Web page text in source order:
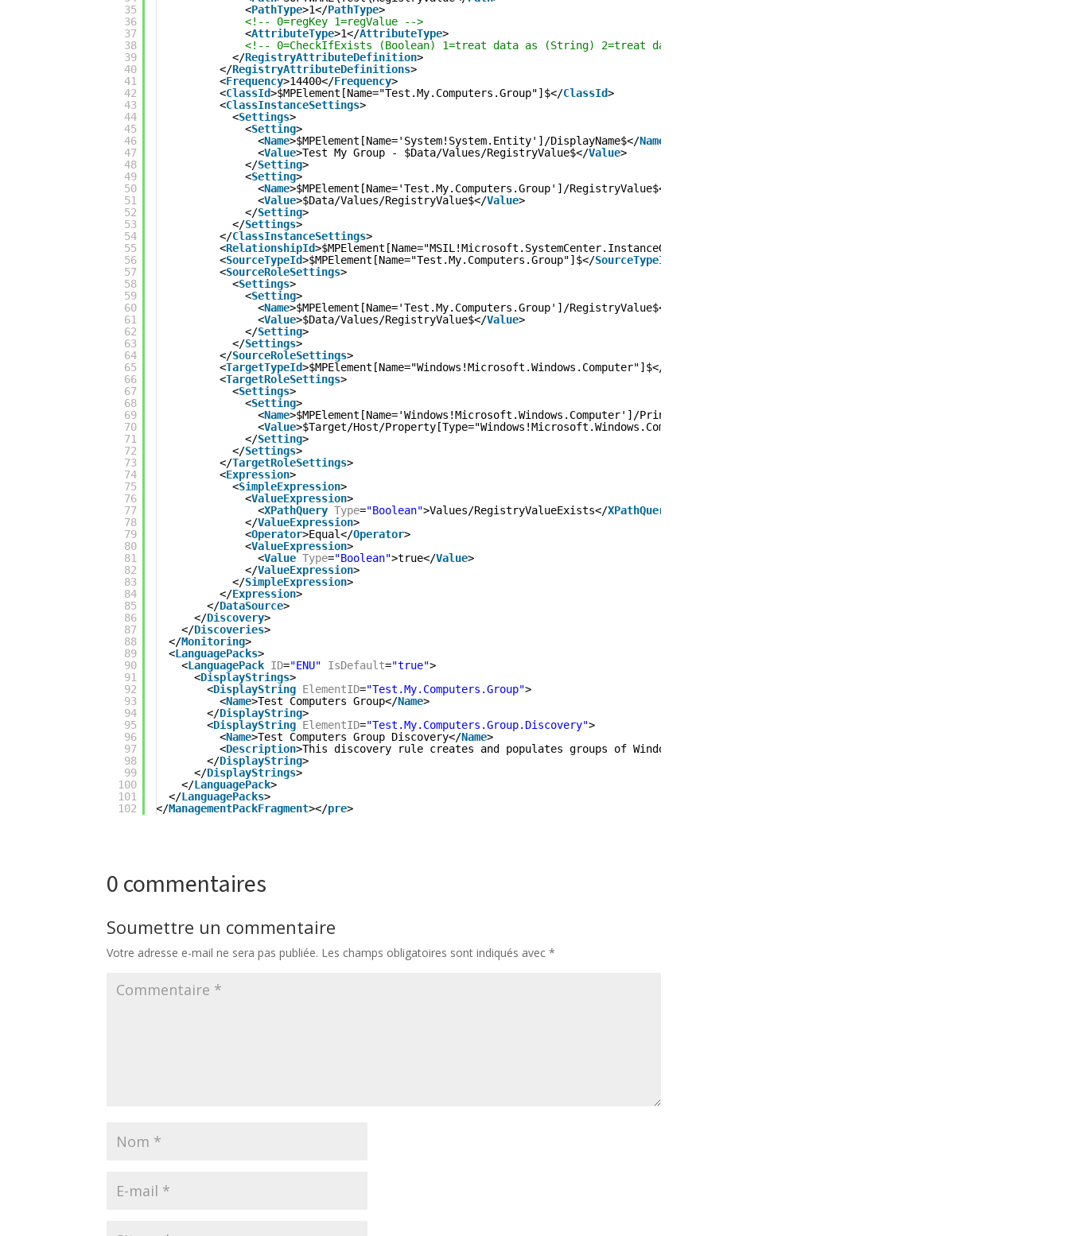
35
36
37
38
39
40
41
42
43
44
45
46
47
48
49
50
51
52
53
54
55
56
57
58
59
60
61
62
63
64
65
66
67
68
69
70
71
72
73
74
75
76
77
78
79
80
81
82
83
84
85
86
87
88
89
90
91
92
93
94
95
96
97
98
99
100
101
102
<PathType>1</PathType>
<!-- 0=regKey 1=regValue -->
<AttributeType>1</AttributeType>
<!-- 0=CheckIfExists (Boolean) 1=treat data as (String) 2=treat data as (Integer) -->
</RegistryAttributeDefinition>
</RegistryAttributeDefinitions>
<Frequency>14400</Frequency>
<ClassId>$MPElement[Name="Test.My.Computers.Group"]$</ClassId>
<ClassInstanceSettings>
<Settings>
<Setting>
<Name>$MPElement[Name='System!System.Entity']/DisplayName$</Name
<Value>Test My Group - $Data/Values/RegistryValue$</Value>
</Setting>
<Setting>
<Name>$MPElement[Name='Test.My.Computers.Group']/RegistryValue$</
<Value>$Data/Values/RegistryValue$</Value>
</Setting>
</Settings>
</ClassInstanceSettings>
<RelationshipId>$MPElement[Name="MSIL!Microsoft.SystemCenter.InstanceGroupContainsEntities"]$</
<SourceTypeId>$MPElement[Name="Test.My.Computers.Group"]$</SourceTypeId
<SourceRoleSettings>
<Settings>
<Setting>
<Name>$MPElement[Name='Test.My.Computers.Group']/RegistryValue$</
<Value>$Data/Values/RegistryValue$</Value>
</Setting>
</Settings>
</SourceRoleSettings>
<TargetTypeId>$MPElement[Name="Windows!Microsoft.Windows.Computer"]$</
<TargetRoleSettings>
<Settings>
<Setting>
<Name>$MPElement[Name='Windows!Microsoft.Windows.Computer']/PrincipalName$</
<Value>$Target/Host/Property[Type="Windows!Microsoft.Windows.Computer"]/PrincipalName$</
</Setting>
</Settings>
</TargetRoleSettings>
<Expression>
<SimpleExpression>
<ValueExpression>
<XPathQuery Type="Boolean">Values/RegistryValueExists</XPathQuery
</ValueExpression>
<Operator>Equal</Operator>
<ValueExpression>
<Value Type="Boolean">true</Value>
</ValueExpression>
</SimpleExpression>
</Expression>
</DataSource>
</Discovery>
</Discoveries>
</Monitoring>
<LanguagePacks>
<LanguagePack ID="ENU" IsDefault="true">
<DisplayStrings>
<DisplayString ElementID="Test.My.Computers.Group">
<Name>Test Computers Group</Name>
</DisplayString>
<DisplayString ElementID="Test.My.Computers.Group.Discovery">
<Name>Test Computers Group Discovery</Name>
<Description>This discovery rule creates and populates groups of Windows Computer Objects that contain a registry key, based on this
</DisplayString>
</DisplayStrings>
</LanguagePack>
</LanguagePacks>
</ManagementPackFragment></pre>
0 commentaires
Soumettre un commentaire
Votre adresse e-mail ne sera pas publiée. Les champs obligatoires sont indiqués avec*